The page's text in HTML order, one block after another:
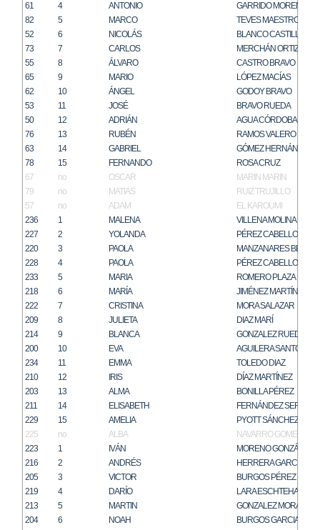
61 4 ANTONIO
GARRIDO MORENO
82
5 MARCO
TEVES MAESTRO
52
6 NICOLÁS
BLANCO CASTILLO
73
7 CARLOS
MERCHÁN ORTIZ
55
8 ÁLVARO
CASTRO BRAVO
65
9 MARIO
LÓPEZ MACÍAS
62
10 ÁNGEL
GODOY BRAVO
53
11 JOSÉ
BRAVO RUEDA
50
12 ADRIÁN
AGUA CÓRDOBA
76
13 RUBÉN
RAMOS VALERO
63
14 GABRIEL
GÓMEZ HERNÁNDEZ
78
15 FERNANDO
ROSA CRUZ
67
no OSCAR
MARIN MARIN
79
no MATIAS
RUIZ TRUJILLO
57
no ADAM
EL KAROUMI
236
1 MALENA
VILLENA MOLINA
227
2 YOLANDA
PÉREZ CABELLO
220
3 PAOLA
MANZANARES
228
4 PAOLA
PÉREZ CABELLO
233
5 MARIA
ROMERO PLAZA
218
6 MARÍA
JIMÉNEZ MARTÍN
222
7 CRISTINA
MORA SALAZAR
209
8 JULIETA
DIAZ MARÍ
214
9 BLANCA
GONZALEZ RUEDA
200
10 EVA
AGUILERA SANTOS
234
11 EMMA
TOLEDO DIAZ
210
12 IRIS
DÍAZ MARTÍNEZ
203
13 ALMA
BONILLA PÉREZ
211
14 ELISABETH
FERNÁNDEZ
229
15 AMELIA
PYOTT SÁNCHEZ
225
no ALBA
NAVARRO GOMEZ
223
1 IVÁN
MORENO GONZÁLEZ
216
2 ANDRÉS
HERRERA GARCÍA
205
3 VICTOR
BURGOS PÉREZ
219
4 DARÍO
LARA ESCHTEHARDI
213
5 MARTIN
GONZALEZ MORALES
204
6 NOAH
BURGOS GARCIA